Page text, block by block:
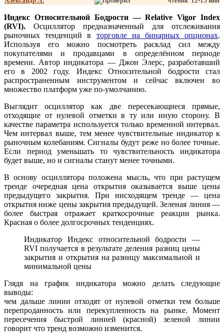
Индекс Относительной Бодрости — Relative Vigor Index
(RVI). Осциллятор предназначенный для отслеживания
рыночных тенденций в торговле на бинарных опционах.
Используя его можно посмотреть расклад сил между
покупателями и продавцами в определённом периоде
времени. Автор индикатора — Джон Элерс, разработавший
его в 2002 году. Индекс Относительной бодрости стал
распространенным инструментом и сейчас включен во
множество платформ уже по-умолчанию.
Выглядит осциллятор как две пересекающиеся прямые,
отходящие от нулевой отметки в ту или иную сторону. В
качестве параметра используется только временной интервал.
Чем интервал выше, тем менее чувствительные индикатор к
рыночным колебаниям. Сигналы будут реже но более точные.
Если период уменьшать то чувствительность индикатора
будет выше, но и сигналы станут менее точными.
В основу осциллятора положена мысль, что при растущем
тренде очередная цена открытия оказывается выше цены
предыдущего закрытия. При нисходящем тренде — цена
открытия ниже цены закрытия предыдущей. Зеленая линия —
более быстрая отражает краткосрочные реакции рынка.
Красная о более долгосрочных тенденциях.
Индикатор Индекс относительной бодрости —
RVI получается в результате деления разниц цены
закрытия и открытия на разницу максимальной и
минимальной цены
Глядя на график индикатора можно делать следующие
выводы:
чем дальше линии отходят от нулевой отметки тем больше
перепроданность или перекупленность на рынке. Момент
пересечения быстрой линией (красной) зеленой линии
говорит что тренд возможно изменится.